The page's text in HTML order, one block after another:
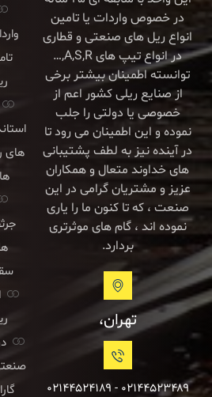
در خصوص واردات یا تامین
انواع ریل های صنعتی و قطاری
در انواع تیپ های A,S,R,…
توانسته اطمینان بیشتر برخی
از صنایع ریلی کشور اعم از
خصوصی یا دولتی را جلب
نموده و این اطمینان می رود تا
در آینده نیز به لطف پشتیبانی
های خداوند متعال و همکاران
عزیز و مشتریان گرامی در این
صنعت ، که تا کنون ما را یاری
نموده اند ، گام های موثرتری
بردارد.
تهران،
۰۲۱۴۴۵۲۳۴۸۹ - ۰۲۱۴۴۵۲۴۱۸۹
های
ها